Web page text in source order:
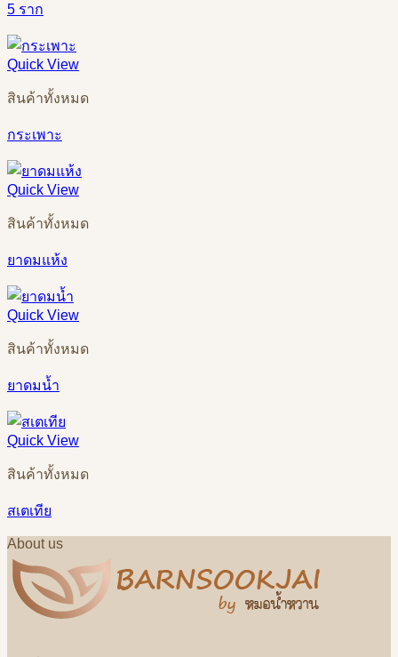
5 ราก
Quick View
สินค้าทั้งหมด
กระเพาะ
Quick View
สินค้าทั้งหมด
ยาดมแห้ง
Quick View
สินค้าทั้งหมด
ยาดมน้ำ
Quick View
สินค้าทั้งหมด
สเตเทีย
About us